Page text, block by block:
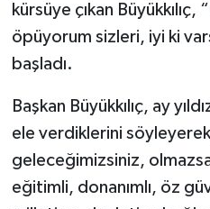
kürsüye çıkan Büyükkılıç,
öpüyorum sizleri, iyi ki
başladı.
Başkan Büyükkılıç, ay
ele verdiklerini
geleceğimizsiniz, olmazsa
eğitimli, donanımlı, öz